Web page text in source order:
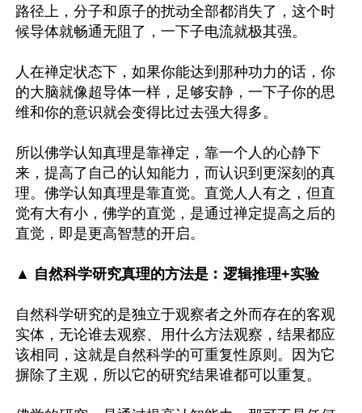
路径上，分子和原子的扰动全部都消失了，这个时
候导体就畅通无阻了，一下子电流就极其强。
人在禅定状态下，如果你能达到那种功力的话，你
的大脑就像超导体一样，足够安静，一下子你的思
维和你的意识就会变得比过去强大得多。
所以佛学认知真理是靠禅定，靠一个人的心静下
来，提高了自己的认知能力，而认识到更深刻的真
理。佛学认知真理是靠直觉。直觉人人有之，但直
觉有大有小，佛学的直觉，是通过禅定提高之后的
直觉，即是更高智慧的开启。
▲ 自然科学研究真理的方法是︰逻辑推理+实验
自然科学研究的是独立于观察者之外而存在的客观
实体，无论谁去观察、用什么方法观察，结果都应
该相同，这就是自然科学的可重复性原则。因为它
摒除了主观，所以它的研究结果谁都可以重复。